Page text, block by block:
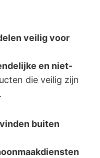
veilig voor
en niet-
die veilig zijn
buiten